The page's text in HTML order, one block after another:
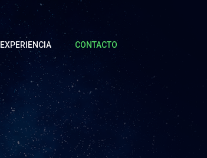
EXPERIENCIA CONTACTO